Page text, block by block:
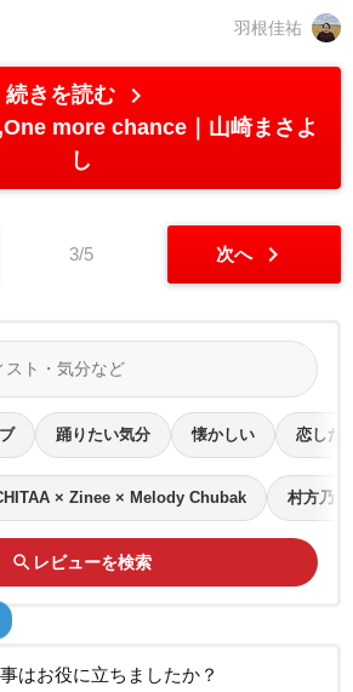
羽根佳祐
続きを読む chevron_right
more chance
山崎まさよ
し
3/5 次へ chevron_right
踊りたい気分 懐かしい 恋した
× Zinee × Melody Chubak 村方乃
search レビューを検索
はお役に立ちましたか？